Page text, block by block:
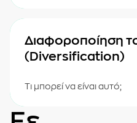
Διαφοροποίηση
(Diversification)
Τι μπορεί να είναι αυτό;